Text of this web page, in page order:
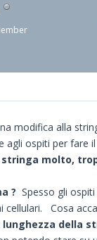
modifica alla
agli ospiti per fare il
stringa molto,
? Spesso gli
cellulari. Cosa
della